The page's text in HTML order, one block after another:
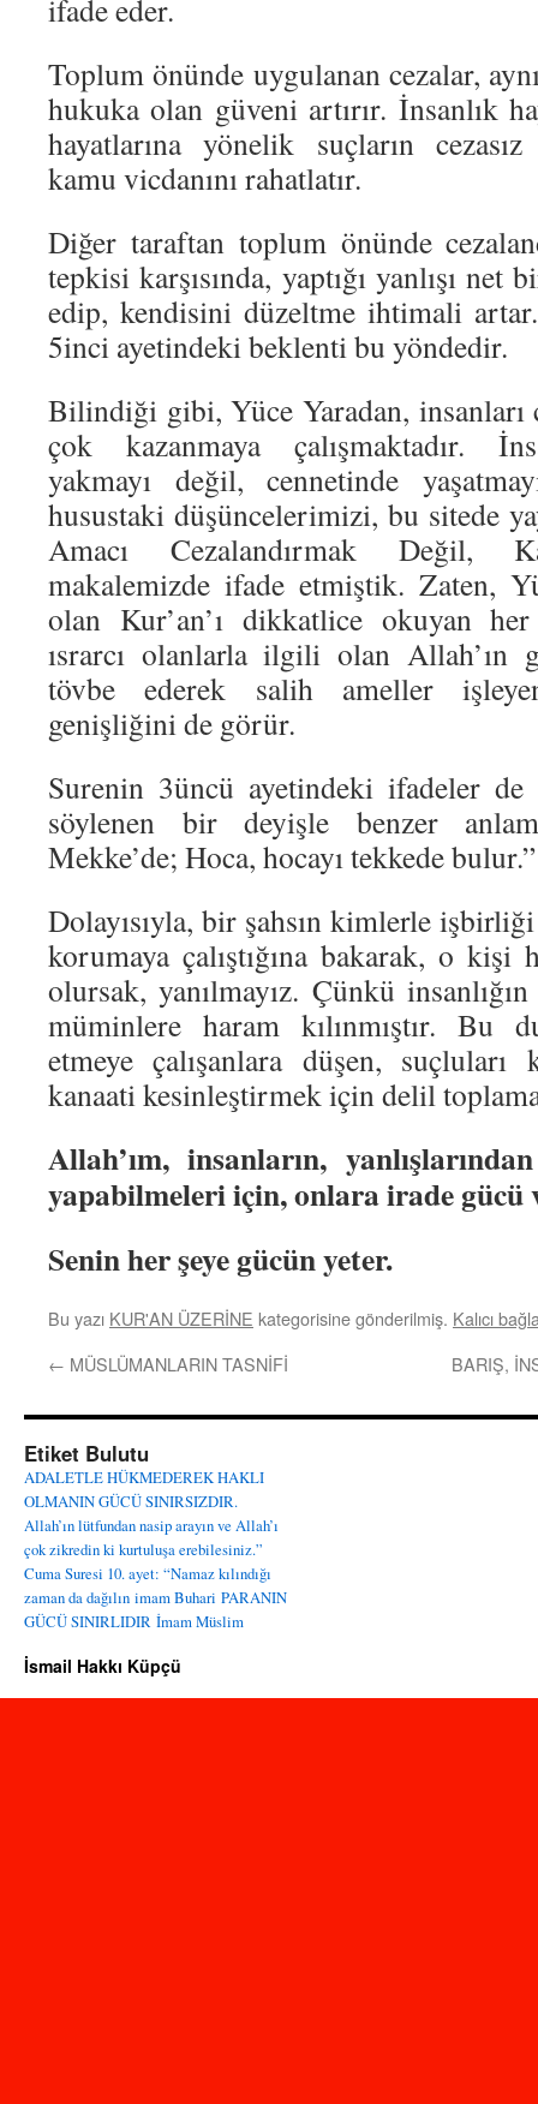
ifade eder.
Toplum önünde uygulanan cezalar,
hukuka olan güveni artırır. İnsanlık
hayatlarına yönelik suçların
kamu vicdanını rahatlatır.
Diğer taraftan toplum önünde
tepkisi karşısında, yaptığı yanlışı
edip, kendisini düzeltme ihtimali
5inci ayetindeki beklenti bu yöndedir.
Bilindiği gibi, Yüce Yaradan, insanları
çok kazanmaya çalışmaktadır.
yakmayı değil, cennetinde
husustaki düşüncelerimizi, bu sitede
Amacı Cezalandırmak Değil,
makalemizde ifade etmiştik. Zaten,
olan Kur’an’ı dikkatlice okuyan
ısrarcı olanlarla ilgili olan Allah’ın
tövbe ederek salih ameller
genişliğini de görür.
Surenin 3üncü ayetindeki ifadeler
söylenen bir deyişle benzer
Mekke’de; Hoca, hocayı tekkede bulur.”
Dolayısıyla, bir şahsın kimlerle
korumaya çalıştığına bakarak, o kişi
olursak, yanılmayız. Çünkü
müminlere haram kılınmıştır. Bu
etmeye çalışanlara düşen, suçluları
kanaati kesinleştirmek için delil
Allah’ım, insanların,
yapabilmeleri için, onlara irade gücü
Senin her şeye gücün yeter.
Bu yazı KUR'AN ÜZERİNE kategorisine gönderilmiş. Kalıcı
← MÜSLÜMANLARIN TASNİFİ BARIŞ,
Etiket Bulutu
ADALETLE HÜKMEDEREK HAKLI
OLMANIN GÜCÜ SINIRSIZDIR.
Allah’ın lütfundan nasip arayın ve Allah’ı
çok zikredin ki kurtuluşa erebilesiniz.”
Cuma Suresi 10. ayet: “Namaz kılındığı
zaman da dağılın imam Buhari PARANIN
GÜCÜ SINIRLIDIR İmam Müslim
İsmail Hakkı Küpçü